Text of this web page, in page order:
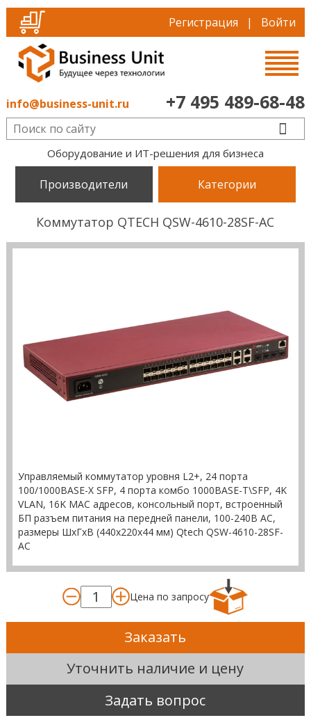
Регистрация | Войти
info@business-unit.ru +7 495 489-68-48
Оборудование и ИТ-решения для бизнеса
Производители Категории
Коммутатор QTECH QSW-4610-28SF-AC
Управляемый коммутатор уровня L2+, 24 порта
100/1000BASE-X SFP, 4 порта комбо 1000BASE-T\SFP, 4K
VLAN, 16K MAC адресов, консольный порт, встроенный
БП разъем питания на передней панели, 100-240В AC,
размеры ШхГхВ (440x220x44 мм) Qtech QSW-4610-28SF-
AC
Цена по запросу
Заказать
Уточнить наличие и цену
Задать вопрос